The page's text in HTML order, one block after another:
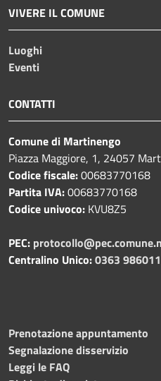
VIVERE IL COMUNE
Luoghi
Eventi
CONTATTI
Comune di Martinengo
Piazza Maggiore, 1, 24057
Codice fiscale:00683770168
Partita IVA:00683770168
Codice univoco: KVU8Z5
PEC:
Centralino Unico:0363 986011
Prenotazione appuntamento
Segnalazione disservizio
Leggi le FAQ